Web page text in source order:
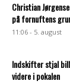
Christian
på fornuftens
11:06 - 5. august
Indskifter stjal
videre i pokalen